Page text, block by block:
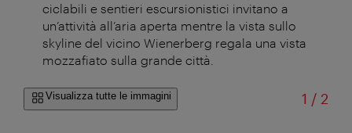
ciclabili e sentieri escursionistici invitano a
un’attività all’aria aperta mentre la vista sullo
skyline del vicino Wienerberg regala una vista
mozzafiato sulla grande città.
Visualizza tutte le immagini 1 /di
2